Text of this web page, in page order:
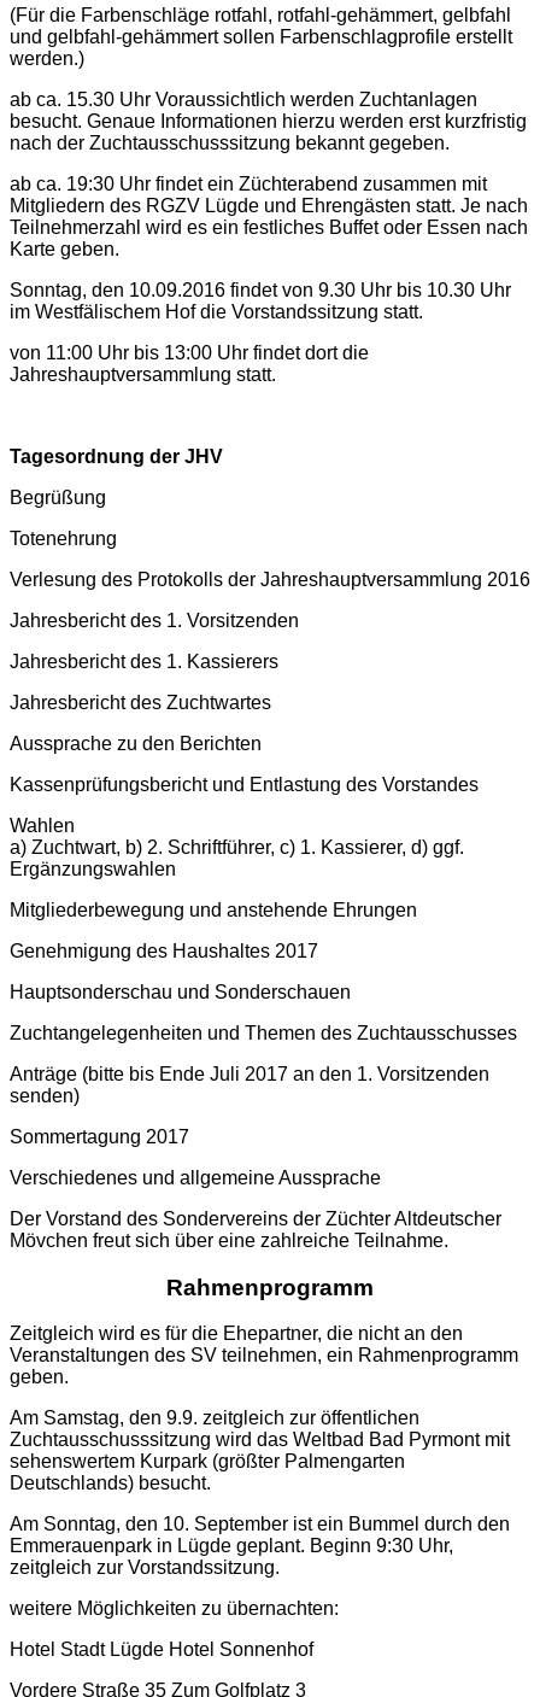
(Für die Farbenschläge rotfahl, rotfahl-gehämmert, gelbfahl
und gelbfahl-gehämmert sollen Farbenschlagprofile erstellt
werden.)
ab ca. 15.30 Uhr Voraussichtlich werden Zuchtanlagen
besucht. Genaue Informationen hierzu werden erst kurzfristig
nach der Zuchtausschusssitzung bekannt gegeben.
ab ca. 19:30 Uhr findet ein Züchterabend zusammen mit
Mitgliedern des RGZV Lügde und Ehrengästen statt. Je nach
Teilnehmerzahl wird es ein festliches Buffet oder Essen nach
Karte geben.
Sonntag, den 10.09.2016 findet von 9.30 Uhr bis 10.30 Uhr
im Westfälischem Hof die Vorstandssitzung statt.
von 11:00 Uhr bis 13:00 Uhr findet dort die
Jahreshauptversammlung statt.
Tagesordnung der JHV
Begrüßung
Totenehrung
Verlesung des Protokolls der Jahreshauptversammlung 2016
Jahresbericht des 1. Vorsitzenden
Jahresbericht des 1. Kassierers
Jahresbericht des Zuchtwartes
Aussprache zu den Berichten
Kassenprüfungsbericht und Entlastung des Vorstandes
Wahlen
a) Zuchtwart, b) 2. Schriftführer, c) 1. Kassierer, d) ggf.
Ergänzungswahlen
Mitgliederbewegung und anstehende Ehrungen
Genehmigung des Haushaltes 2017
Hauptsonderschau und Sonderschauen
Zuchtangelegenheiten und Themen des Zuchtausschusses
Anträge (bitte bis Ende Juli 2017 an den 1. Vorsitzenden
senden)
Sommertagung 2017
Verschiedenes und allgemeine Aussprache
Der Vorstand des Sondervereins der Züchter Altdeutscher
Mövchen freut sich über eine zahlreiche Teilnahme.
Rahmenprogramm
Zeitgleich wird es für die Ehepartner, die nicht an den
Veranstaltungen des SV teilnehmen, ein Rahmenprogramm
geben.
Am Samstag, den 9.9. zeitgleich zur öffentlichen
Zuchtausschusssitzung wird das Weltbad Bad Pyrmont mit
sehenswertem Kurpark (größter Palmengarten
Deutschlands) besucht.
Am Sonntag, den 10. September ist ein Bummel durch den
Emmerauenpark in Lügde geplant. Beginn 9:30 Uhr,
zeitgleich zur Vorstandssitzung.
weitere Möglichkeiten zu übernachten:
Hotel Stadt Lügde Hotel Sonnenhof
Vordere Straße 35 Zum Golfplatz 3